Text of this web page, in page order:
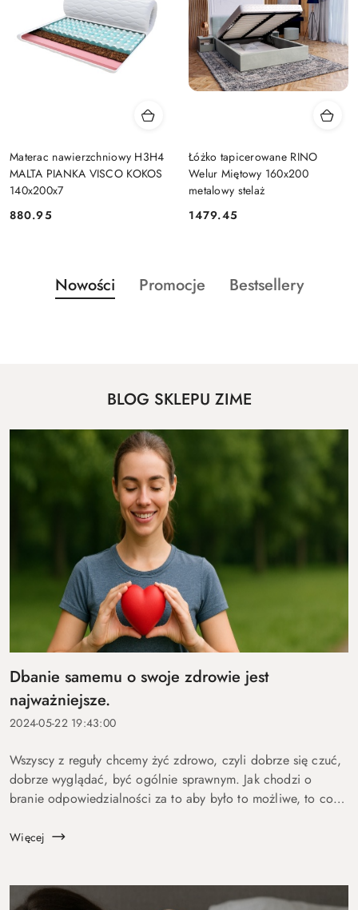
Materac nawierzchniowy H3H4
MALTA PIANKA VISCO KOKOS
140x200x7
Cena:
880.95
Łóżko tapicerowane RINO
Welur Miętowy 160x200
metalowy stelaż
Cena:
1479.45
Pomiń karuzelę produktów
Produkty
o
Nowości
Produkty
Promocje
Produkty
Bestsellery
BLOG SKLEPU ZIME
Dbanie samemu o swoje zdrowie jest
najważniejsze.
2024-05-22 19:43:00
Wszyscy z reguły chcemy żyć zdrowo, czyli dobrze się czuć,
dobrze wyglądać, być ogólnie sprawnym. Jak chodzi o
branie odpowiedzialności za to aby było to możliwe, to co
tego są medycy, di...
Więcej